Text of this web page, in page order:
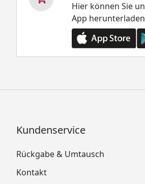
Hier können Sie
App herunterladen
Kundenservice
Rückgabe & Umtausch
Kontakt